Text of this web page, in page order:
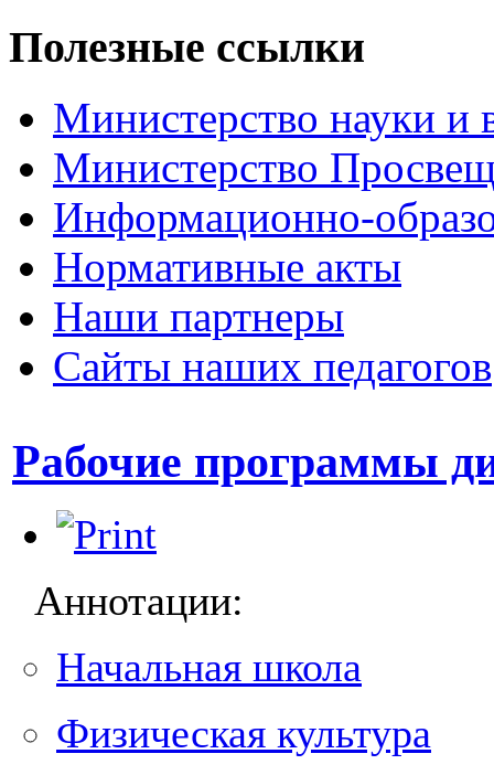
Полезные ссылки
Министерство науки и
Министерство
Информационно-
Нормативные акты
Наши партнеры
Сайты наших педагогов
Рабочие программы
Аннотации:
Начальная школа
Физическая культура